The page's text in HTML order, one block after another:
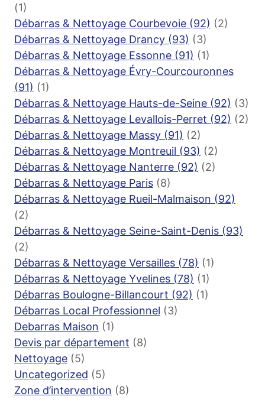
(1)
Débarras & Nettoyage Courbevoie (92) (2)
Débarras & Nettoyage Drancy (93) (3)
Débarras & Nettoyage Essonne (91) (1)
Débarras & Nettoyage Évry-Courcouronnes
(91) (1)
Débarras & Nettoyage Hauts-de-Seine (92) (3)
Débarras & Nettoyage Levallois-Perret (92) (2)
Débarras & Nettoyage Massy (91) (2)
Débarras & Nettoyage Montreuil (93) (2)
Débarras & Nettoyage Nanterre (92) (2)
Débarras & Nettoyage Paris (8)
Débarras & Nettoyage Rueil-Malmaison (92)
(2)
Débarras & Nettoyage Seine-Saint-Denis (93)
(2)
Débarras & Nettoyage Versailles (78) (1)
Débarras & Nettoyage Yvelines (78) (1)
Débarras Boulogne-Billancourt (92) (1)
Débarras Local Professionnel (3)
Debarras Maison (1)
Devis par département (8)
Nettoyage (5)
Uncategorized (5)
Zone d’intervention (8)